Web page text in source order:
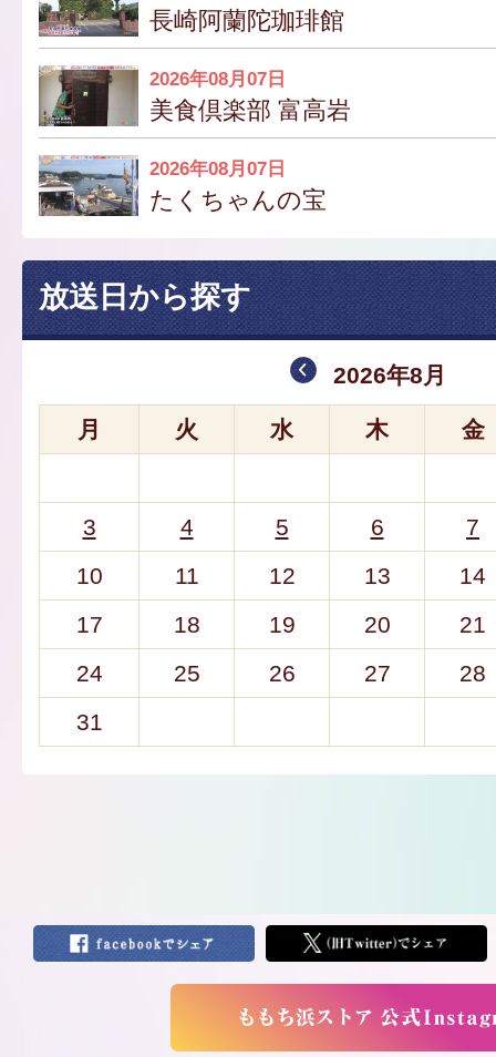
長崎阿蘭陀珈琲館
2026年08月07日
美食倶楽部 富高岩
2026年08月07日
たくちゃんの宝
放送日から探す
2026年8月
月 火 水 木 金
3 4 5 6
7
10
11 12 13
14
17
18 19 20
21
24
25 26 27
28
31